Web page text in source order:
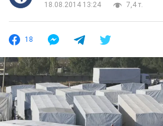
18.08.2014 13:24
7,4 т.
18